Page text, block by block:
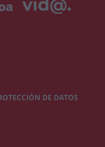
DE DATOS